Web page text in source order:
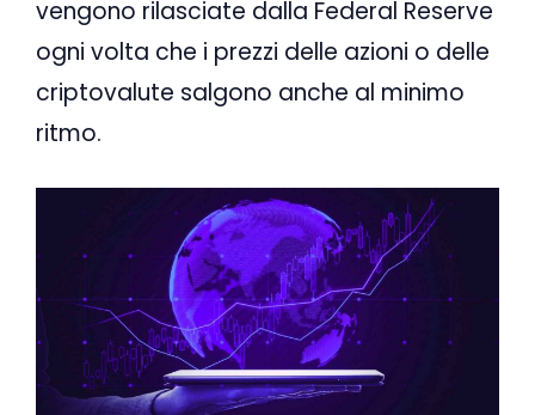
vengono rilasciate dalla Federal Reserve
ogni volta che i prezzi delle azioni o delle
criptovalute salgono anche al minimo
ritmo.